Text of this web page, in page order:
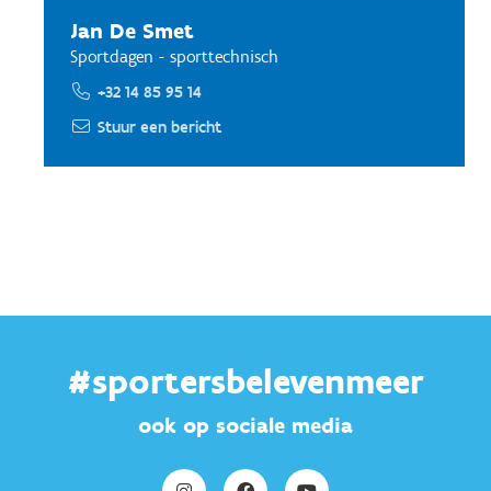
Jan De Smet
Sportdagen - sporttechnisch
+32 14 85 95 14
Stuur een bericht
#sportersbelevenmeer
ook op sociale media